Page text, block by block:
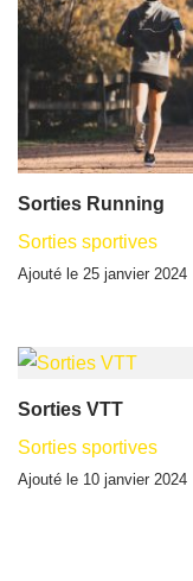
Sorties Running
Sorties sportives
Ajouté le 25 janvier 2024
Sorties VTT
Sorties sportives
Ajouté le 10 janvier 2024